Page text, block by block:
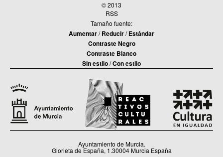
© 2013
RSS
Tamaño fuente:
Aumentar/Reducir/Estándar
Contraste Negro
Contraste Blanco
Sin estilo/Con estilo
Ayuntamiento de Murcia.
Glorieta de España, 1.30004 Murcia España